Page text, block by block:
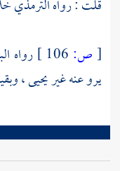
قلت : رواهالترمذي
[ص: رواه
يرو عنه غيريحيى،